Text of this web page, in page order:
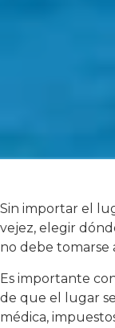
Sin importar el
vejez, elegir
no debe tomarse
Es importante
de que el lugar
médica,